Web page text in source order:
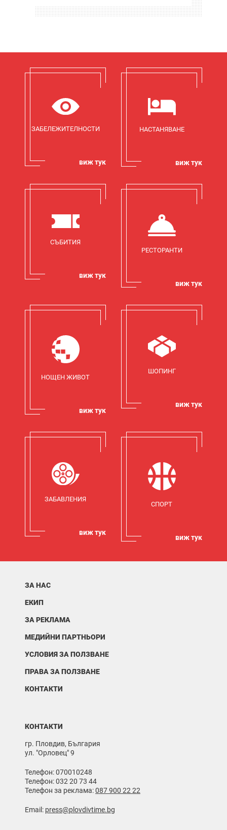
ЗАБЕЛЕЖИТЕЛНОСТИ
виж тук
НАСТАНЯВАНЕ
виж тук
СЪБИТИЯ
виж тук
РЕСТОРАНТИ
виж тук
НОЩЕН ЖИВОТ
виж тук
ШОПИНГ
виж тук
ЗАБАВЛЕНИЯ
виж тук
СПОРТ
виж тук
ЗА НАС
ЕКИП
ЗА РЕКЛАМА
МЕДИЙНИ ПАРТНЬОРИ
УСЛОВИЯ ЗА ПОЛЗВАНЕ
ПРАВА ЗА ПОЛЗВАНЕ
КОНТАКТИ
КОНТАКТИ
гр. Пловдив, България
ул. "Орловец" 9
Телефон: 070010248
Телефон: 032 20 73 44
Телефон за реклама:087 900 22 22
Email: press@plovdivtime.bg